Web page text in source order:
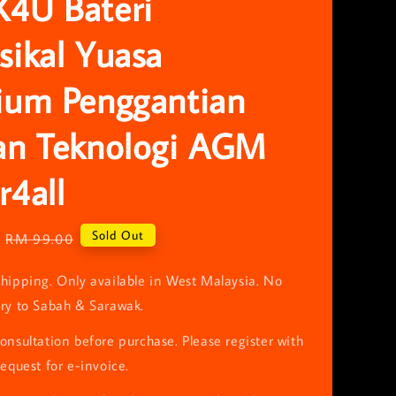
Yuasa
Penggantian
Teknologi AGM
Regular
RM 99.00 Sold Out
Only available in West Malaysia. No
to Sabah & Sarawak.
before purchase. Please register with
for e-invoice.